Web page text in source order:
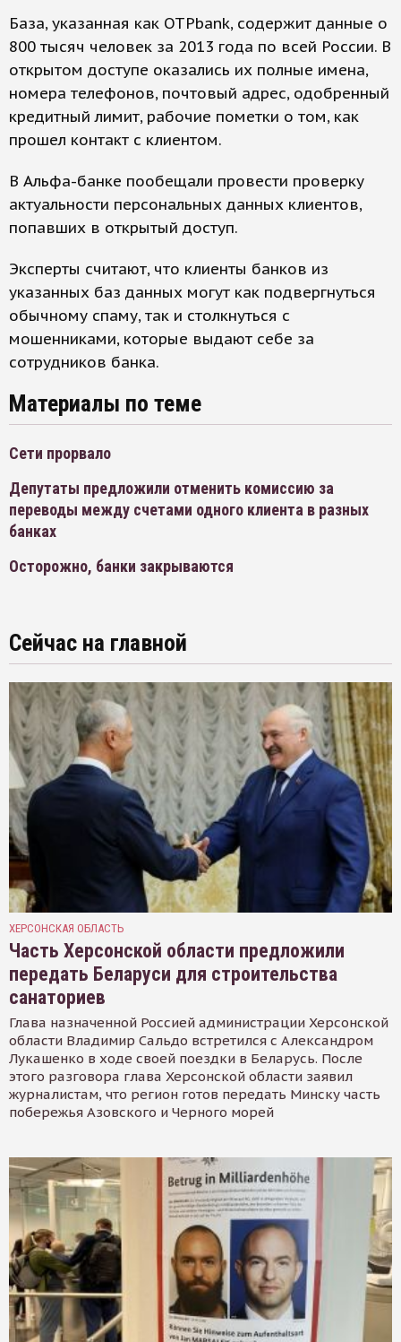
База, указанная как OTPbank, содержит данные о
800 тысяч человек за 2013 года по всей России. В
открытом доступе оказались их полные имена,
номера телефонов, почтовый адрес, одобренный
кредитный лимит, рабочие пометки о том, как
прошел контакт с клиентом.
В Альфа-банке пообещали провести проверку
актуальности персональных данных клиентов,
попавших в открытый доступ.
Эксперты считают, что клиенты банков из
указанных баз данных могут как подвергнуться
обычному спаму, так и столкнуться с
мошенниками, которые выдают себе за
сотрудников банка.
Материалы по теме
Сети прорвало
Депутаты предложили отменить комиссию за
переводы между счетами одного клиента в разных
банках
Осторожно, банки закрываются
Сейчас на главной
ХЕРСОНСКАЯ ОБЛАСТЬ
Часть Херсонской области предложили
передать Беларуси для строительства
санаториев
Глава назначенной Россией администрации Херсонской
области Владимир Сальдо встретился с Александром
Лукашенко в ходе своей поездки в Беларусь. После
этого разговора глава Херсонской области заявил
журналистам, что регион готов передать Минску часть
побережья Азовского и Черного морей